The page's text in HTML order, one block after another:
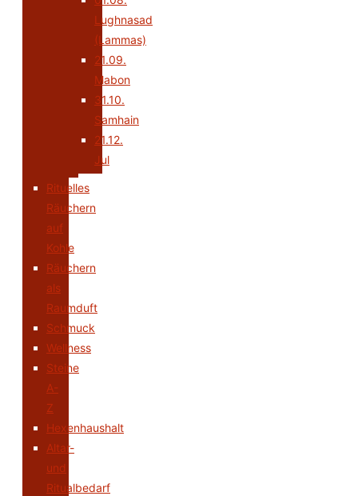
Lughnasad
(Lammas)
21.09.
Mabon
31.10.
Samhain
21.12.
Jul
Rituelles
Räuchern
auf
Kohle
Räuchern
als
Raumduft
Schmuck
Wellness
Steine
A-
Z
Hexenhaushalt
Altar-
und
Ritualbedarf